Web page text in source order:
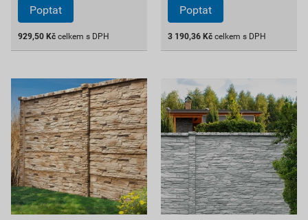
Poptat
929,50 Kč celkem s DPH
Poptat
3 190,36 Kč celkem s DPH